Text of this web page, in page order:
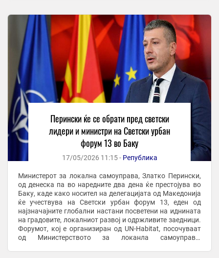
Перински ќе се обрати пред светски
лидери и министри на Светски урбан
форум 13 во Баку
17/05/2026 11:15 - Република
Министерот за локална самоуправа, Златко Перински,
од денеска па во наредните два дена ќе престојува во
Баку, каде како носител на делегацијата од Македонија
ќе учествува на Светски урбан форум 13, еден од
најзначајните глобални настани посветени на иднината
на градовите, локалниот развој и одржливите заедници.
Форумот, кој е организиран од UN-Habitat, посочуваат
од Министерството за локанла самоуправа,